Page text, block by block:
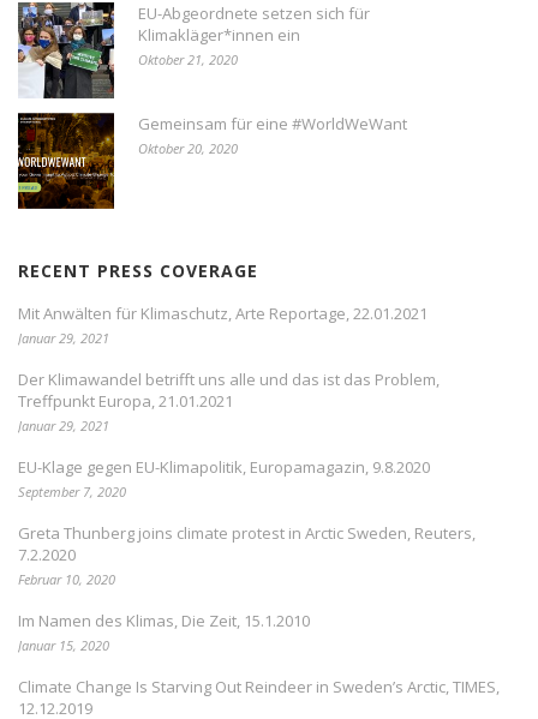
EU-Abgeordnete setzen sich für
Klimakläger*innen ein
Oktober 21, 2020
Gemeinsam für eine #WorldWeWant
Oktober 20, 2020
RECENT PRESS COVERAGE
Mit Anwälten für Klimaschutz, Arte Reportage, 22.01.2021
Januar 29, 2021
Der Klimawandel betrifft uns alle und das ist das Problem,
Treffpunkt Europa, 21.01.2021
Januar 29, 2021
EU-Klage gegen EU-Klimapolitik, Europamagazin, 9.8.2020
September 7, 2020
Greta Thunberg joins climate protest in Arctic Sweden, Reuters,
7.2.2020
Februar 10, 2020
Im Namen des Klimas, Die Zeit, 15.1.2010
Januar 15, 2020
Climate Change Is Starving Out Reindeer in Sweden’s Arctic, TIMES,
12.12.2019